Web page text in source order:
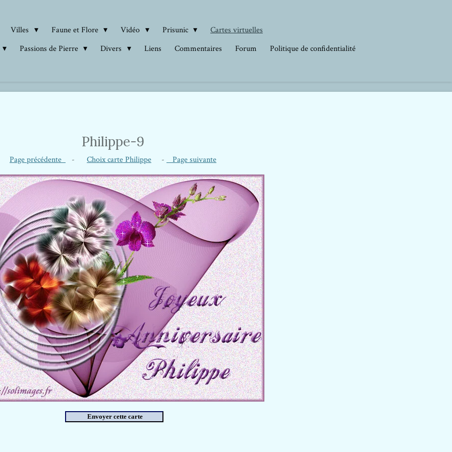
Villes Faune et Flore Vidéo Prisunic
Cartes virtuelles
Passions de Pierre Divers Liens Commentaires Forum
Politique de confidentialité
Philippe-9
Page précédente - Choix carte Philippe - Page suivante